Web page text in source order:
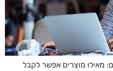
מאילו מוצרים אפשר לקבל